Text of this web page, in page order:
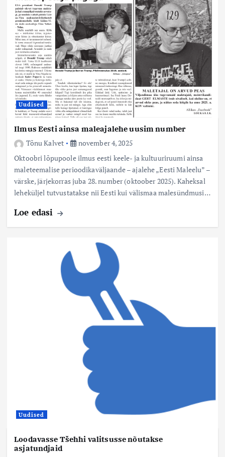
Uudised
Ilmus Eesti ainsa maleajalehe uusim number
Tõnu Kalvet
november 4, 2025
Oktoobri lõpupoole ilmus eesti keele- ja kultuuriruumi ainsa
maleteemalise perioodikaväljaande – ajalehe „Eesti Maleelu” –
värske, järjekorras juba 28. number (oktoober 2025). Kaheksal
leheküljel tutvustatakse nii Eesti kui välismaa malesündmusi…
Loe edasi
Uudised
Loodavasse Tšehhi valitsusse nõutakse
asjatundjaid